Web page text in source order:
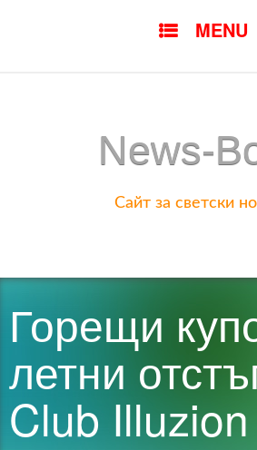
MENU
News-
Сайт за светски
Горещи
летни
Club Illuzion